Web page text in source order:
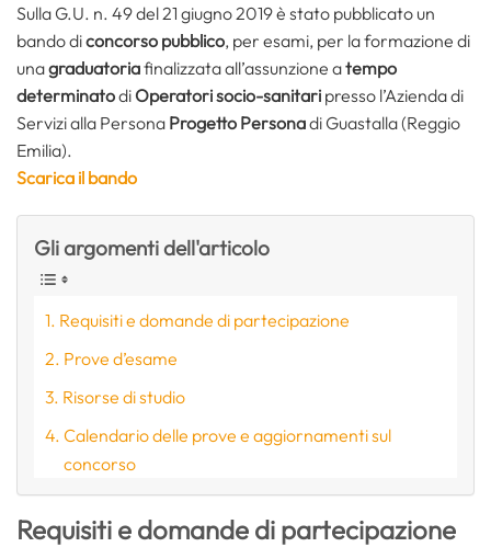
Sulla G.U. n. 49 del 21 giugno 2019 è stato pubblicato un
bando diconcorso pubblico, per esami, per la formazione di
unagraduatoriafinalizzata all’assunzione atempo
determinatodiOperatori socio-sanitari presso l’Azienda di
Servizi alla Persona Progetto Personadi Guastalla (Reggio
Emilia).
Scarica il bando
Gli argomenti dell'articolo
Requisiti e domande di partecipazione
Prove d’esame
Risorse di studio
Calendario delle prove e aggiornamenti sul
concorso
Requisiti e domande di partecipazione